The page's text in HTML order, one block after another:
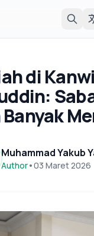
di
Muhammad Yakub
Author•03 Maret 2026